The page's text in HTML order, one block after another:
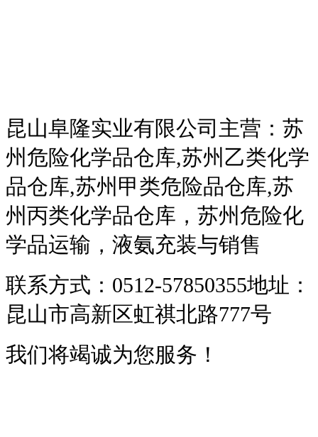
昆山阜隆实业有限公司主营：苏
州危险化学品仓库,苏州乙类化学
品仓库,苏州甲类危险品仓库,苏
州丙类化学品仓库，苏州危险化
学品运输，液氨充装与销售
联系方式：0512-57850355地址：
昆山市高新区虹祺北路777号
我们将竭诚为您服务！